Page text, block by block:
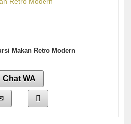
Makan Retro Modern
Chat WA